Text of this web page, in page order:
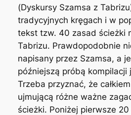
(Dyskursy Szamsa z Tabrizu
tradycyjnych kręgach i w
tekst tzw. 40 zasad ścieżki
Tabrizu. Prawdopodobnie
napisany przez Szamsa, a
późniejszą próbą kompilacji
Trzeba przyznać, że
ujmującą różne ważne
ścieżki. Poniżej pierwsze